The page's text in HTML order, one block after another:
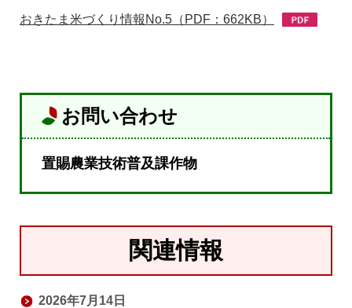
おきたま米づくり情報No.5（PDF：662KB）
お問い合わせ
置賜農業技術普及課作物
関連情報
2026年7月14日